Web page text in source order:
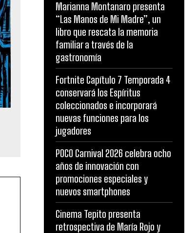
Marianna Montanaro presenta
“Las Manos de Mi Madre”, un
libro que rescata la memoria
familiar a través de la
gastronomía
Fortnite Capítulo 7 Temporada 4
conservará los Espíritus
coleccionados e incorporará
nuevas funciones para los
jugadores
POCO Carnival 2026 celebra ocho
años de innovación con
promociones especiales y
nuevos smartphones
Cinema Tepito presenta
retrospectiva de María Rojo y